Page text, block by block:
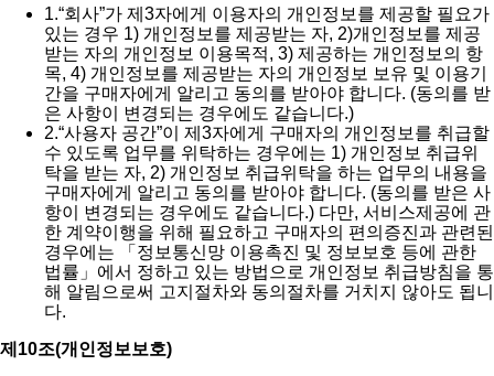
1.“회사”가 제3자에게 이용자의 개인정보를 제공할 필요가
있는 경우 1) 개인정보를 제공받는 자, 2)개인정보를 제공
받는 자의 개인정보 이용목적, 3) 제공하는 개인정보의 항
목, 4) 개인정보를 제공받는 자의 개인정보 보유 및 이용기
간을 구매자에게 알리고 동의를 받아야 합니다. (동의를 받
은 사항이 변경되는 경우에도 같습니다.)
2.“사용자 공간”이 제3자에게 구매자의 개인정보를 취급할
수 있도록 업무를 위탁하는 경우에는 1) 개인정보 취급위
탁을 받는 자, 2) 개인정보 취급위탁을 하는 업무의 내용을
구매자에게 알리고 동의를 받아야 합니다. (동의를 받은 사
항이 변경되는 경우에도 같습니다.) 다만, 서비스제공에 관
한 계약이행을 위해 필요하고 구매자의 편의증진과 관련된
경우에는 「정보통신망 이용촉진 및 정보보호 등에 관한
법률」에서 정하고 있는 방법으로 개인정보 취급방침을 통
해 알림으로써 고지절차와 동의절차를 거치지 않아도 됩니
다.
제10조(개인정보보호)